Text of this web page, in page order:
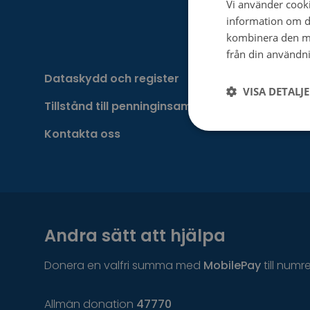
Dataskydd och register
Tillstånd till penninginsamling
Kontakta oss
Andra sätt att hjälpa
Donera en valfri summa med MobilePaytill
Allmän donation 47770
Vi använder
information om
kombinera den
från din
VISA